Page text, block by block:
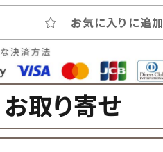
お気に入りに追加
お取り寄せ